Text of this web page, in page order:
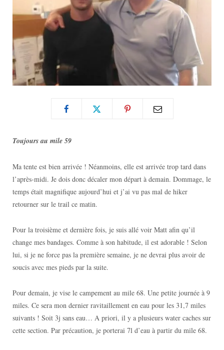
Toujours au mile 59
Ma tente est bien arrivée ! Néanmoins, elle est arrivée trop tard dans
l’après-midi. Je dois donc décaler mon départ à demain. Dommage, le
temps était magnifique aujourd’hui et j’ai vu pas mal de hiker
retourner sur le trail ce matin.
Pour la troisième et dernière fois, je suis allé voir Matt afin qu’il
change mes bandages. Comme à son habitude, il est adorable ! Selon
lui, si je ne force pas la première semaine, je ne devrai plus avoir de
soucis avec mes pieds par la suite.
Pour demain, je vise le campement au mile 68. Une petite journée à 9
miles. Ce sera mon dernier ravitaillement en eau pour les 31,7 miles
suivants ! Soit 3j sans eau… A priori, il y a plusieurs water caches sur
cette section. Par précaution, je porterai 7l d’eau à partir du mile 68.